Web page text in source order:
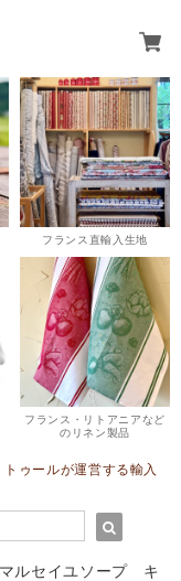
フランス直輸入生地
フランス・リトアニアなど
のリネン製品
ゥールが運営する輸入
ルセイユソープ キ